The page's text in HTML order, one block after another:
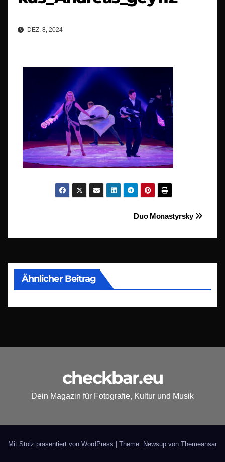
DEZ. 8, 2024
Beitragsnavigation
Duo Monastyrsky
Ähnlicher Beitrag
checkbar.eu
Dein Magazin für Fotografie, Kultur und Musik
Mit Stolz präsentiert von WordPress | Theme: Newsup von Themeansar